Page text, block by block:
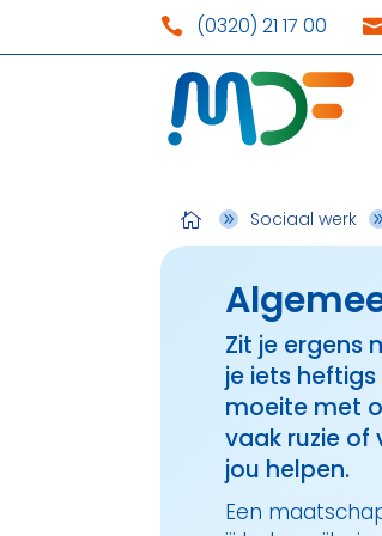
 (0320) 21 17 00
 9 Sociaal werk
Zit je ergens
je iets
moeite met
vaak ruzie of
jou helpen.
Een